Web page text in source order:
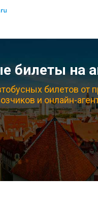
билеты на
билетов от
и онлайн-